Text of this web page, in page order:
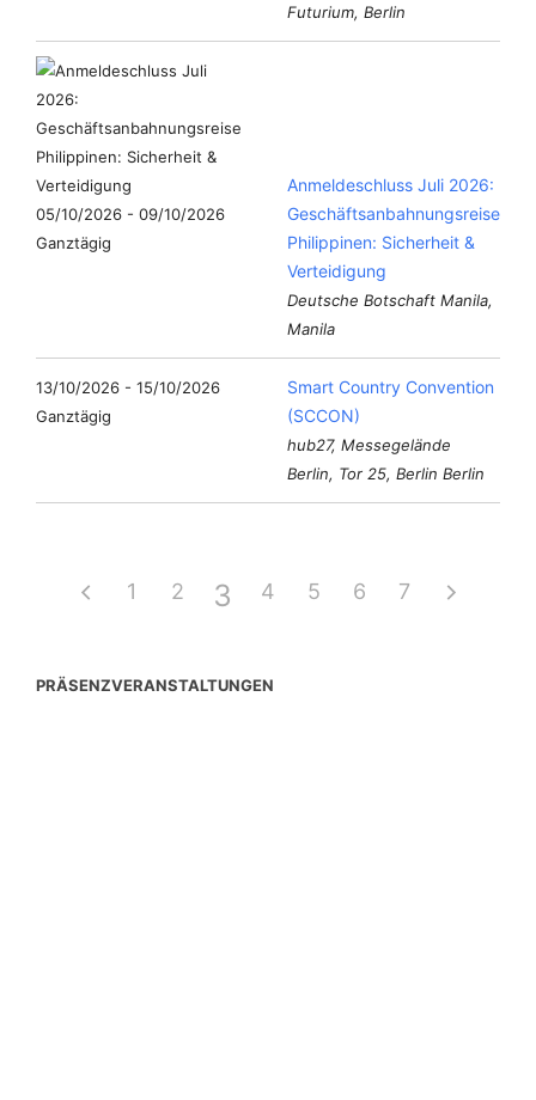
Futurium, Berlin
05/10/2026 - 09/10/2026
Ganztägig
Anmeldeschluss Juli 2026:
Geschäftsanbahnungsreise
Philippinen: Sicherheit &
Verteidigung
Deutsche Botschaft Manila,
Manila
13/10/2026 - 15/10/2026
Ganztägig
Smart Country Convention
(SCCON)
hub27, Messegelände
Berlin, Tor 25, Berlin Berlin
1 2 3 4 5 6 7
PRÄSENZVERANSTALTUNGEN